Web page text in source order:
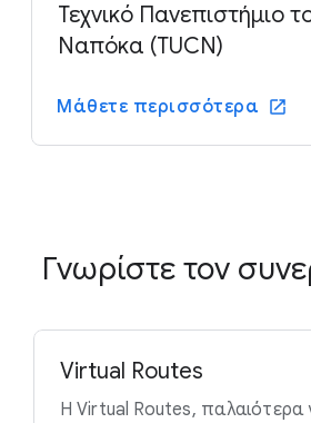
Τεχνικό Πανεπιστήμιο
Ναπόκα (TUCN)
Μάθετε περισσότερα
Γνωρίστε τον
Virtual Routes
Η Virtual Routes,